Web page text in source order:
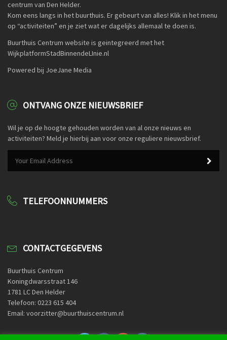
centrum van Den Helder.
Kom eens langs in het buurthuis. Er gebeurt van alles! Klik in het menu
op “activiteiten” en je ziet wat er dagelijks allemaal te doen is.
Buurthuis Centrum website is geintegreerd met het
WijkplatformStadBinnendeLInie.nl
Powered bij JoeJane Media
ONTVANG ONZE NIEUWSBRIEF
Wil je op de hoogte gehouden worden van al onze nieuws en
activiteiten? Meld je hierbij aan voor onze reguliere nieuwsbrief.
TELEFOONNUMMERS
CONTACTGEGEVENS
Buurthuis Centrum
Koningdwarsstraat 146
1781 LC Den Helder
Telefoon: 0223 615 404
Email: voorzitter@buurthuiscentrum.nl